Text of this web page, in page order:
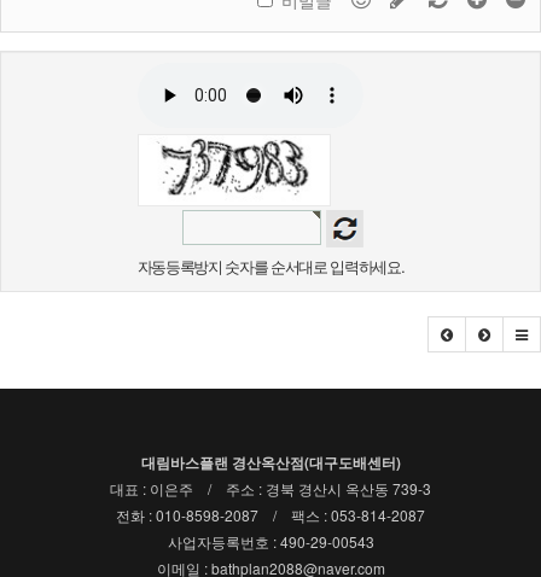
자동등록방지 숫자를 순서대로 입력하세요.
대림바스플랜 경산옥산점(대구도배센터)
대표 : 이은주 / 주소 : 경북 경산시 옥산동 739-3
전화 : 010-8598-2087 / 팩스 : 053-814-2087
사업자등록번호 : 490-29-00543
이메일 : bathplan2088@naver.com